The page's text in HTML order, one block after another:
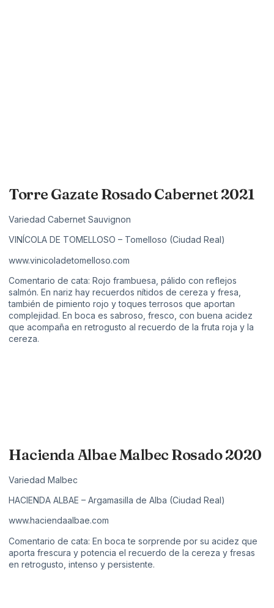
Torre Gazate Rosado Cabernet 2021
Variedad Cabernet Sauvignon
VINÍCOLA DE TOMELLOSO – Tomelloso (Ciudad Real)
www.vinicoladetomelloso.com
Comentario de cata: Rojo frambuesa, pálido con reflejos
salmón. En nariz hay recuerdos nítidos de cereza y fresa,
también de pimiento rojo y toques terrosos que aportan
complejidad. En boca es sabroso, fresco, con buena acidez
que acompaña en retrogusto al recuerdo de la fruta roja y la
cereza.
Hacienda Albae Malbec Rosado 2020
Variedad Malbec
HACIENDA ALBAE – Argamasilla de Alba (Ciudad Real)
www.haciendaalbae.com
Comentario de cata: En boca te sorprende por su acidez que
aporta frescura y potencia el recuerdo de la cereza y fresas
en retrogusto, intenso y persistente.